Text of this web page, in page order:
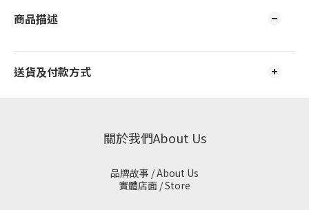
商品描述
送貨及付款方式
關於我們About Us
品牌故事 / About Us
實體店面 / Store